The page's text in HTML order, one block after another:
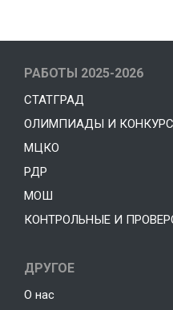
РАБОТЫ 2025-2026
СТАТГРАД
ОЛИМПИАДЫ И
МЦКО
РДР
МОШ
КОНТРОЛЬНЫЕ И
ДРУГОЕ
О нас